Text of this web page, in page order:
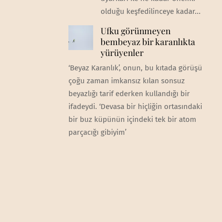
olduğu keşfedilinceye kadar...
Ufku görünmeyen
bembeyaz bir karanlıkta
yürüyenler
‘Beyaz Karanlık’, onun, bu kıtada görüşü
çoğu zaman imkansız kılan sonsuz
beyazlığı tarif ederken kullandığı bir
ifadeydi. ‘Devasa bir hiçliğin ortasındaki
bir buz küpünün içindeki tek bir atom
parçacığı gibiyim’